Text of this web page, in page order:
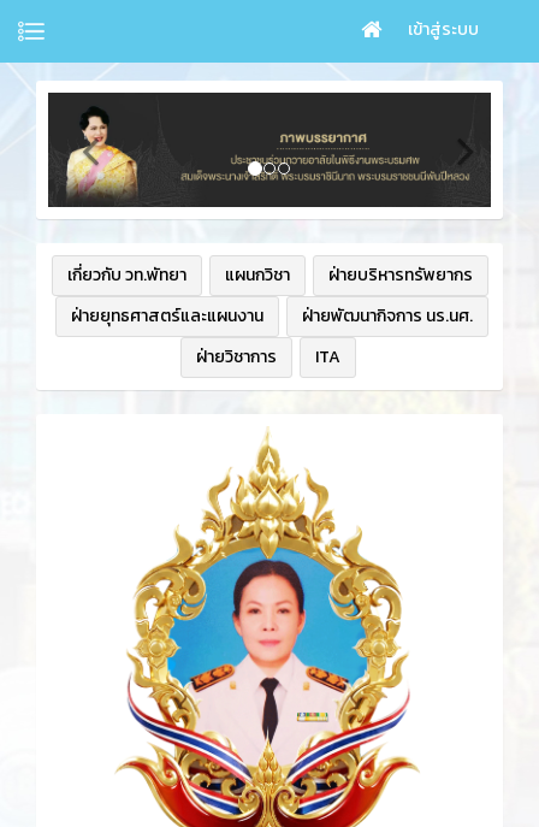
เข้าสู่ระบบ
เกี่ยวกับ วท.พัทยา แผนกวิชา
ฝ่ายบริหารทรัพยากร
ฝ่ายยุทธศาสตร์และแผนงาน
ฝ่ายพัฒนากิจการ นร.นศ.
ฝ่ายวิชาการ
ITA